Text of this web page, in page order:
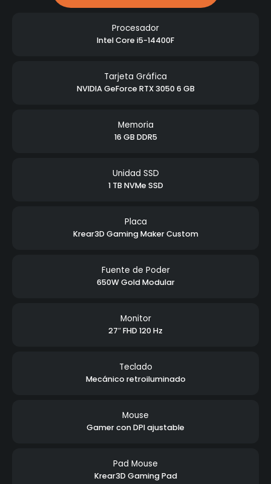
Procesador
Intel Core i5-14400F
Tarjeta Gráfica
NVIDIA GeForce RTX 3050 6 GB
Memoria
16 GB DDR5
Unidad SSD
1 TB NVMe SSD
Placa
Krear3D Gaming Maker Custom
Fuente de Poder
650W Gold Modular
Monitor
27″ FHD 120 Hz
Teclado
Mecánico retroiluminado
Mouse
Gamer con DPI ajustable
Pad Mouse
Krear3D Gaming Pad